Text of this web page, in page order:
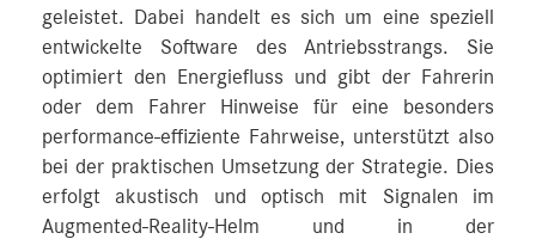
geleistet. Dabei handelt es sich um eine speziell
entwickelte Software des Antriebsstrangs. Sie
optimiert den Energiefluss und gibt der Fahrerin
oder dem Fahrer Hinweise für eine besonders
performance-effiziente Fahrweise, unterstützt also
bei der praktischen Umsetzung der Strategie. Dies
erfolgt akustisch und optisch mit Signalen im
Augmented-Reality-Helm und in der